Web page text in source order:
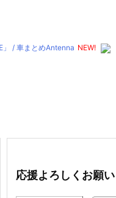
」 / 車まとめAntenna NEW!
応援よろしくお願